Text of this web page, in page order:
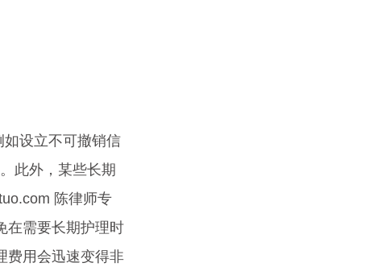
设立不可撤销信
此外，某些长期
陈律师专
在需要长期护理时
费用会迅速变得非